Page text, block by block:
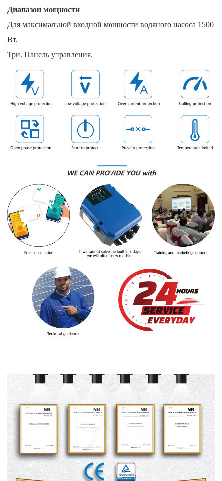
Диапазон мощности
Для максимальной входной мощности водяного насоса 1500
Вт.
Три. Панель управления.